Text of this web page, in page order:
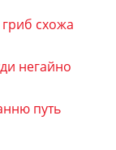
схожа
негайно
путь